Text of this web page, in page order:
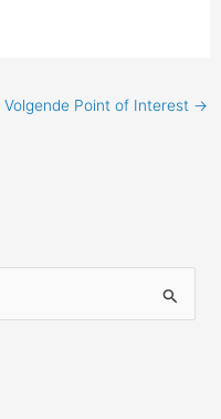
Volgende Point of Interest →